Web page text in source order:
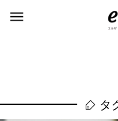
タ